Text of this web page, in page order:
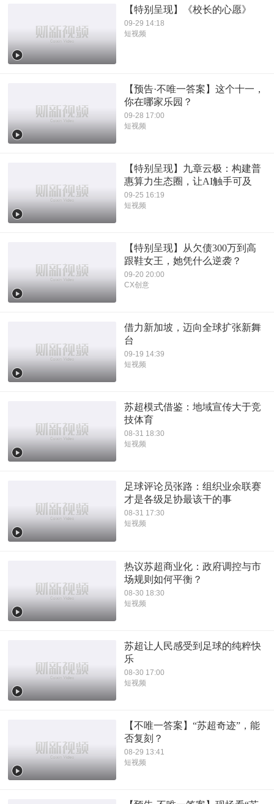
【特别呈现】《校长的心愿》
09-29 14:18
短视频
【预告·不唯一答案】这个十一，
你在哪家乐园？
09-28 17:00
短视频
【特别呈现】九章云极：构建普
惠算力生态圈，让AI触手可及
09-25 16:19
短视频
【特别呈现】从欠债300万到高
跟鞋女王，她凭什么逆袭？
09-20 20:00
CX创意
借力新加坡，迈向全球扩张新舞
台
09-19 14:39
短视频
苏超模式借鉴：地域宣传大于竞
技体育
08-31 18:30
短视频
足球评论员张路：组织业余联赛
才是各级足协最该干的事
08-31 17:30
短视频
热议苏超商业化：政府调控与市
场规则如何平衡？
08-30 18:30
短视频
苏超让人民感受到足球的纯粹快
乐
08-30 17:00
短视频
【不唯一答案】“苏超奇迹”，能
否复刻？
08-29 13:41
短视频